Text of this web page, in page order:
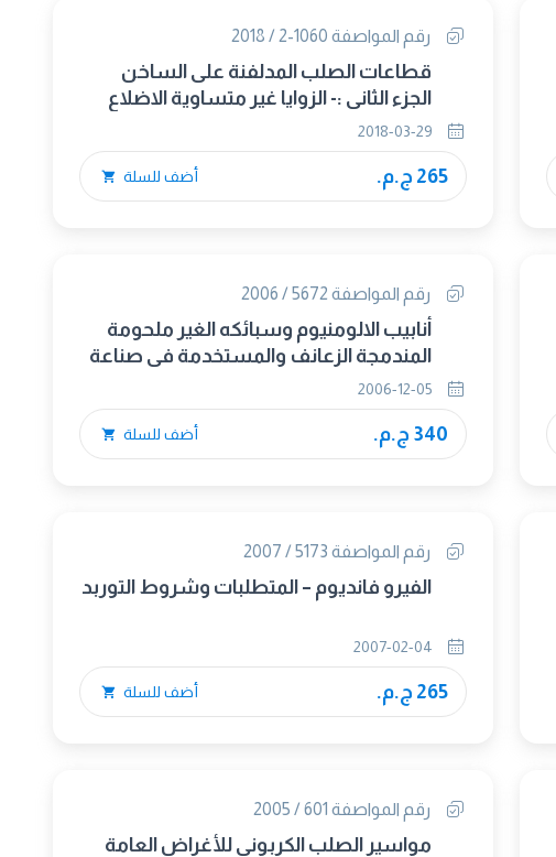
رقم المواصفة 1060-2 / 2018
قطاعات الصلب المدلفنة على الساخن
الجزء الثانى :- الزوايا غير متساوية الاضلاع
265 ج.م. أضف للسلة
رقم المواصفة 5672 / 2006
أنابيب الالومنيوم وسبائكه الغير ملحومة
المندمجة الزعانف والمستخدمة فى صناعة
المكثفات والمبادلات الحرارية
340 ج.م. أضف للسلة
رقم المواصفة 5173 / 2007
الفيرو فانديوم – المتطلبات وشروط التوربد
265 ج.م. أضف للسلة
رقم المواصفة 601 / 2005
مواسير الصلب الكربونى للأغراض العامة